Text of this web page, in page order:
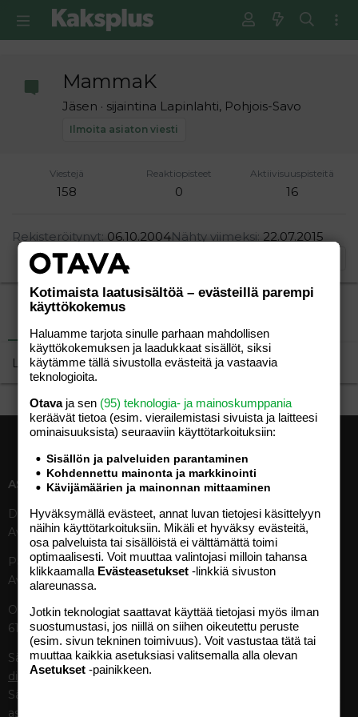
Ilmoita asiaton viesti
MammaK
Jäsen · sijaintina Lapinlahti, Pohjois-Savo
Viestejä
158
Reaktiopisteet
0
Aktiivisuuspisteitä
16
Rekisteröitynyt 06.10.2004Nähty viimeksi 22.07.2015
Uusimmat viestit
Lataa…
ASIAKASPALVELU
Digipalvelut (09) 156 6227
Avoinna ma–pe 8–19
Painettu lehti (09) 156 665
Avoinna ma–pe 8–19
Otavamedian vaihde (09) 156
61
Sähköposti (digi)
digi@otavamedia.fi
Sähköposti
asiakaspalvelu@otavamedia.fi
MEDIATIEDOT
Tekniset tiedot, aikataulut ja
ilmoitushinnat
Tietoa verkon kävijöistä
Tietosuojaseloste
Käyttöehdot
TUOTTEET
Kotimaista laatusisältöä – evästeillä parempi
käyttökokemus
Haluamme tarjota sinulle parhaan mahdollisen
käyttökokemuksen ja laadukkaat sisällöt, siksi
käytämme tällä sivustolla evästeitä ja vastaavia
teknologioita.
Otavaja sen (95) teknologia- ja mainoskumppania
keräävät tietoa (esim. vierailemis­tasi sivuista ja laitteesi
ominaisuuk­sista) seuraaviin käyttötarkoituksiin:
Sisällön ja palveluiden parantaminen
Kohdennettu mainonta ja markkinointi
Kävijämäärien ja mainonnan mittaaminen
Hyväksymällä evästeet, annat luvan tietojesi käsittelyyn
näihin käyttötarkoituksiin. Mikäli et hyväksy evästeitä,
osa palveluista tai sisällöistä ei välttämättä toimi
optimaalisesti. Voit muuttaa valintojasi milloin tahansa
klikkaamalla Evästeasetukset -linkkiä sivuston
alareunassa.
Jotkin teknologiat saattavat käyttää tietojasi myös ilman
suostumustasi, jos niillä on siihen oikeutettu peruste
(esim. sivun tekninen toimivuus). Voit vastustaa tätä tai
muuttaa kaikkia asetuksiasi valitsemalla alla olevan
Asetukset -painikkeen.